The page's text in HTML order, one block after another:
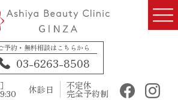
予約・無料相談はこちらから
03-6263-8508
休診日 不定休
完全予約制